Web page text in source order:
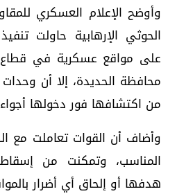
وأوضح الإعلام العسكري
الحوثي الإرهابية حاولت
محافظة الحديدة، إلا أن
من اكتشافها فور دخولها
وأضاف أن القوات تعاملت مع
المناسب، وتمكنت من
هدفها أو إلحاق أي أضرار